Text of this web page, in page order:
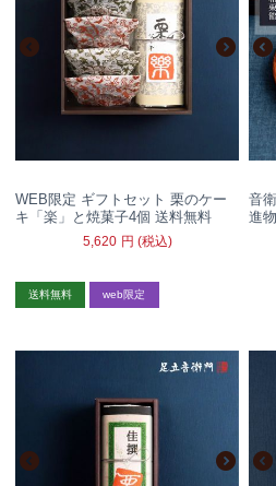
WEB限定 ギフトセット 栗のケー
キ「楽」と焼菓子4個 送料無料
5,620 円 (税込)
送料無料 web限定
音
進